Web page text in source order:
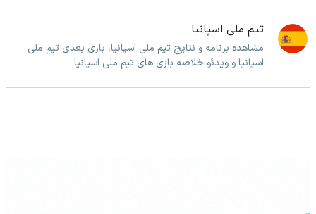
تیم ملی اسپانیا
مشاهده برنامه و نتایج تیم ملی اسپانیا، بازی بعدی تیم ملی
اسپانیا و ویدئو خلاصه بازی های تیم ملی اسپانیا